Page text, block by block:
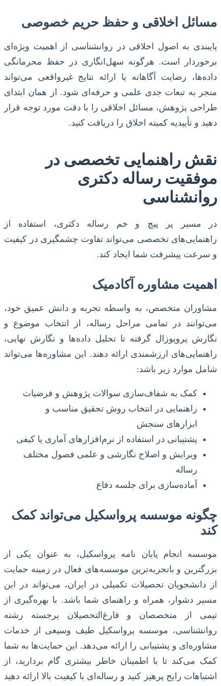
مسائل اخلاقی و حفظ حریم خصوصی
پایبندی به اصول اخلاقی در روانشناسی از اهمیت ویژه‌ای
برخوردار است. هرگونه سهل‌انگاری در حفظ محرمانگی
داده‌ها، رضایت آگاهانه یا ارائه نتایج غیرواقعی می‌تواند
منجر به تبعات جدی علمی و حرفه‌ای شود. از همان ابتدای
طراحی پژوهش، مسائل اخلاقی را با دقت مورد توجه قرار
دهید و تأییدیه کمیته اخلاق را دریافت کنید.
نقش راهنمایی تخصصی در
موفقیت رساله دکتری
روانشناسی
در مسیر پر پیچ و خم رساله دکتری، استفاده از
راهنمایی‌های تخصصی می‌تواند تفاوت چشمگیری در کیفیت
و سرعت پیشرفت شما ایجاد کند.
اهمیت مشاوره آکادمیک
مشاوران متخصص، به واسطه تجربه و دانش عمیق خود،
می‌توانند در تمامی مراحل رساله، از انتخاب موضوع و
نگارش پروپوزال گرفته تا تحلیل داده‌ها و نگارش نهایی،
راهنمایی‌های ارزشمندی ارائه دهند. این مشاوره‌ها می‌تواند
شامل موارد زیر باشد:
کمک به شفاف‌سازی سوالات پژوهش و فرضیات
راهنمایی در انتخاب روش تحقیق مناسب و
ابزارهای سنجش
پشتیبانی در استفاده از نرم‌افزارهای آماری یا کیفی
ویرایش و اصلاح نگارشی و علمی فصول مختلف
رساله
آماده‌سازی برای جلسه دفاع
چگونه موسسه پرواسکیل می‌تواند کمک
کند
موسسه انجام پایان نامه پرواسکیل، به عنوان یکی از
بزرگترین و باتجربه‌ترین موسسه‌های فعال در زمینه حمایت
از دانشجویان تحصیلات تکمیلی در ایران، می‌تواند در این
مسیر دشوار، همراه و راهنمای شما باشد. با بهره‌گیری از
تیمی از متخصصان و فارغ‌التحصیلان برجسته رشته
روانشناسی، موسسه پرواسکیل طیف وسیعی از خدمات
مشاوره‌ای و پشتیبانی را ارائه می‌دهد. این حمایت‌ها به شما
کمک می‌کند تا با اطمینان خاطر بیشتری گام بردارید، از
اشتباهات رایج پرهیز کنید و رساله‌ای با کیفیت بالا ارائه دهید